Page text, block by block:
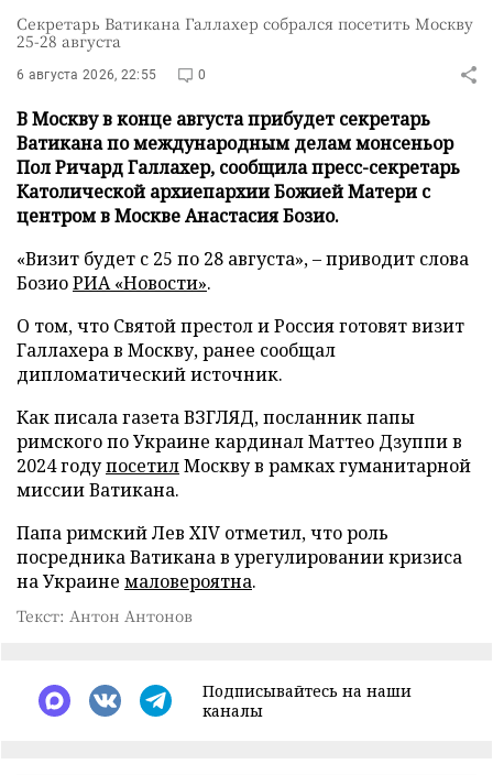
Секретарь Ватикана Галлахер собрался посетить Москву
25-28 августа
6 августа 2026, 22:55 0
В Москву в конце августа прибудет секретарь
Ватикана по международным делам монсеньор
Пол Ричард Галлахер, сообщила пресс-секретарь
Католической архиепархии Божией Матери с
центром в Москве Анастасия Бозио.
«Визит будет с 25 по 28 августа», – приводит слова
БозиоРИА «Новости».
О том, что Святой престол и Россия готовят визит
Галлахера в Москву, ранее сообщал
дипломатический источник.
Как писала газета ВЗГЛЯД, посланник папы
римского по Украине кардинал Маттео Дзуппи в
2024 годупосетилМоскву в рамках гуманитарной
миссии Ватикана.
Папа римский Лев XIV отметил, что роль
посредника Ватикана в урегулировании кризиса
на Украине маловероятна.
Текст: Антон Антонов
Подписывайтесь на наши
каналы